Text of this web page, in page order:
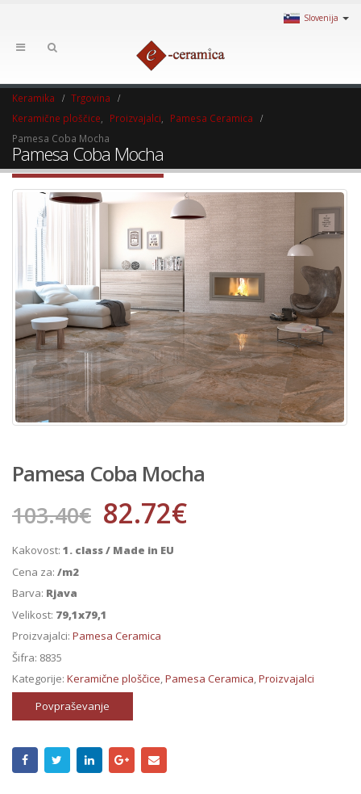
Slovenija
Keramika
Trgovina
Keramične ploščice
Proizvajalci
Pamesa Ceramica
Pamesa Coba Mocha
Pamesa Coba Mocha
Pamesa Coba Mocha
103.40€ 82.72€
Kakovost: 1. class / Made in EU
Cena za: /m2
Barva: Rjava
Velikost: 79,1x79,1
Proizvajalci: Pamesa Ceramica
Šifra: 8835
Kategorije: Keramične ploščice,Pamesa Ceramica,Proizvajalci
Povpraševanje